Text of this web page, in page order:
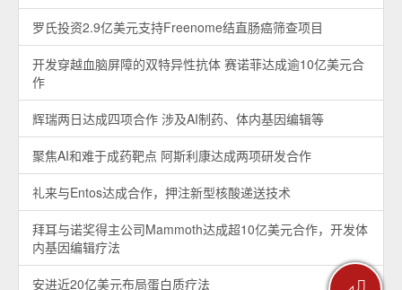
罗氏投资2.9亿美元支持Freenome结直肠癌筛查项目
开发穿越血脑屏障的双特异性抗体 赛诺菲达成逾10亿美元合
作
辉瑞两日达成四项合作 涉及AI制药、体内基因编辑等
聚焦AI和难于成药靶点 阿斯利康达成两项研发合作
礼来与Entos达成合作，押注新型核酸递送技术
拜耳与诺奖得主公司Mammoth达成超10亿美元合作，开发体
内基因编辑疗法
安进近20亿美元布局蛋白质疗法